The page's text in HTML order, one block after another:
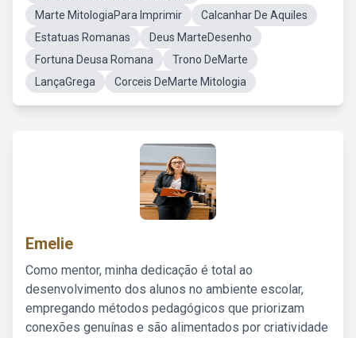
Marte MitologiaPara Imprimir
Calcanhar De Aquiles
Estatuas Romanas
Deus MarteDesenho
Fortuna Deusa Romana
Trono DeMarte
LançaGrega
Corceis DeMarte Mitologia
Emelie
Como mentor, minha dedicação é total ao
desenvolvimento dos alunos no ambiente escolar,
empregando métodos pedagógicos que priorizam
conexões genuínas e são alimentados por criatividade